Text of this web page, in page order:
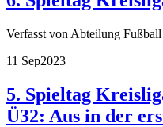
Verfasst von Abteilung
11 Sep2023
5. Spieltag
Ü32: Aus in der